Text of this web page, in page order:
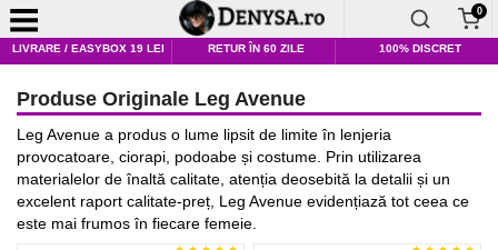
0
LIVRARE / EASYBOX 19 LEI RETUR ÎN 60 ZILE 100% DISCRET
Produse Originale Leg Avenue
Leg Avenue a produs o lume lipsit de limite în lenjeria
provocatoare, ciorapi, podoabe și costume. Prin utilizarea
materialelor de înaltă calitate, atenția deosebită la detalii și un
excelent raport calitate-preț, Leg Avenue evidențiază tot ceea ce
este mai frumos în fiecare femeie.